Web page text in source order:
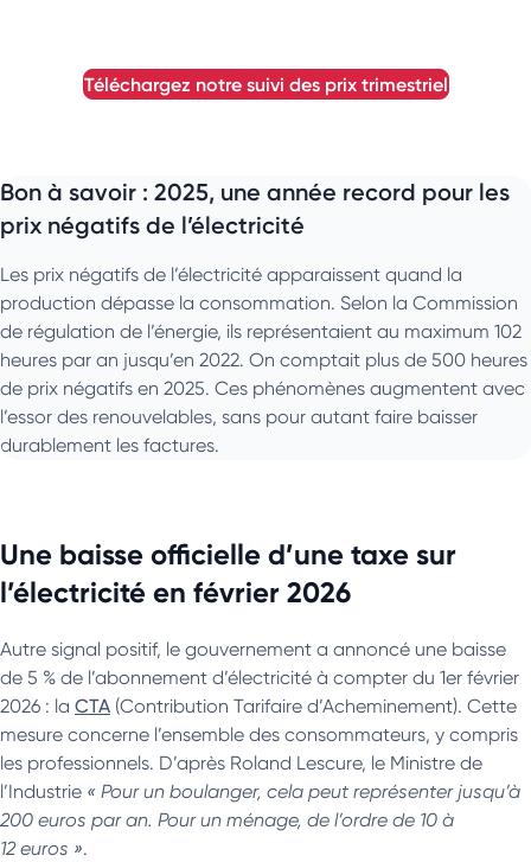
téléchargez notre suivi des prix trimestriel
Bon à savoir : 2025, une année record pour les
prix négatifs de l’électricité
Les prix négatifs de l’électricité apparaissent quand la
production dépasse la consommation. Selon la Commission
de régulation de l’énergie, ils représentaient au maximum 102
heures par an jusqu’en 2022. On comptait plus de 500 heures
de prix négatifs en 2025. Ces phénomènes augmentent avec
l’essor des renouvelables, sans pour autant faire baisser
durablement les factures.
Une baisse officielle d’une taxe sur
l’électricité en février 2026
Autre signal positif, le gouvernement a annoncé une baisse
de 5 % de l’abonnement d’électricité à compter du 1er février
2026 : la CTA (Contribution Tarifaire d’Acheminement). Cette
mesure concerne l’ensemble des consommateurs, y compris
les professionnels. D’après Roland Lescure, le Ministre de
l’Industrie « Pour un boulanger, cela peut représenter jusqu’à
200 euros par an. Pour un ménage, de l’ordre de 10 à
12 euros ».